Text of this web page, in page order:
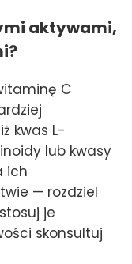
aktywami,
C
kwas L-
lub kwasy
ich
— rozdziel
je
skonsultuj